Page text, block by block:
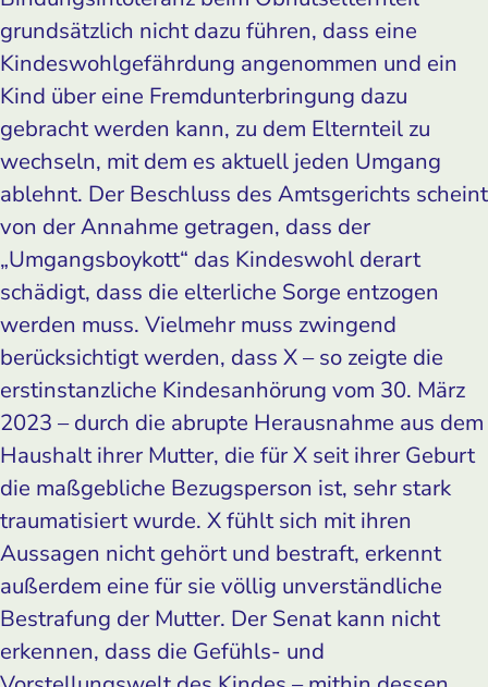
grundsätzlich nicht dazu führen, dass eine
Kindeswohlgefährdung angenommen und ein
Kind über eine Fremdunterbringung dazu
gebracht werden kann, zu dem Elternteil zu
wechseln, mit dem es aktuell jeden Umgang
ablehnt. Der Beschluss des Amtsgerichts scheint
von der Annahme getragen, dass der
„Umgangsboykott“ das Kindeswohl derart
schädigt, dass die elterliche Sorge entzogen
werden muss. Vielmehr muss zwingend
berücksichtigt werden, dass X – so zeigte die
erstinstanzliche Kindesanhörung vom 30. März
2023 – durch die abrupte Herausnahme aus dem
Haushalt ihrer Mutter, die für X seit ihrer Geburt
die maßgebliche Bezugsperson ist, sehr stark
traumatisiert wurde. X fühlt sich mit ihren
Aussagen nicht gehört und bestraft, erkennt
außerdem eine für sie völlig unverständliche
Bestrafung der Mutter. Der Senat kann nicht
erkennen, dass die Gefühls- und